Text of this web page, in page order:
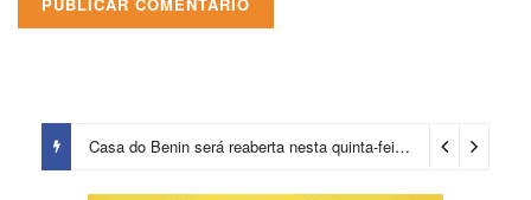
Casa do Benin será reaberta nesta quinta-feira (6) 15 horas ago